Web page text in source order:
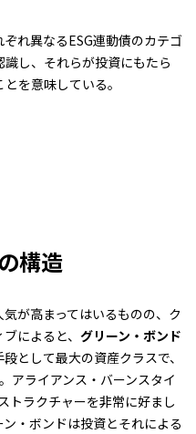
れ異なるESG連動債のカテゴ
し、それらが投資にもたら
を意味している。
構造
が高まってはいるものの、ク
によると、 グリーン・ボンド
として最大の資産クラスで、
アライアンス・バーンスタイ
トラクチャーを非常に好まし
・ボンドは投資とそれによる